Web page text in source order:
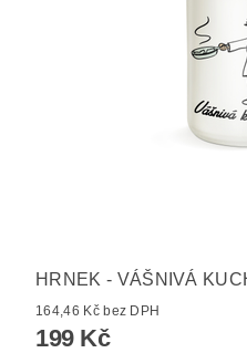
HRNEK - VÁŠNIVÁ
164,46 Kč bez DPH
199 Kč